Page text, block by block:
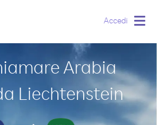
Accedi
Arabia
Liechtenstein